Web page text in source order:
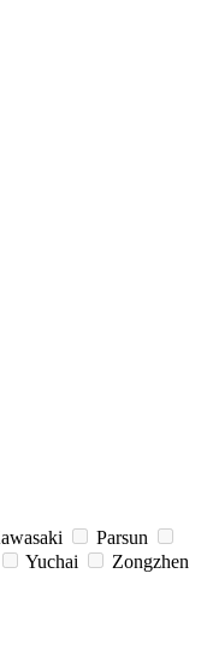
Parsun
Yuchai
Zongzhen